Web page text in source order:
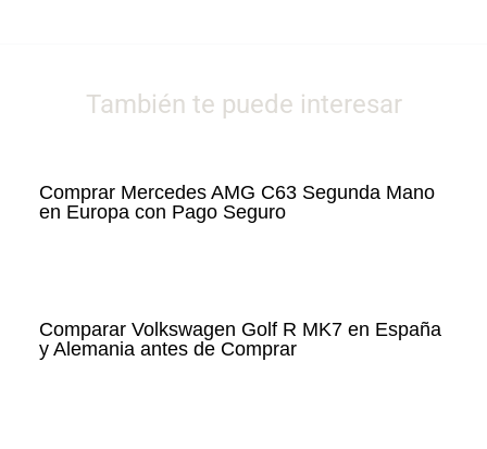
También te puede interesar
Comprar Mercedes AMG C63 Segunda Mano
en Europa con Pago Seguro
Comparar Volkswagen Golf R MK7 en España
y Alemania antes de Comprar